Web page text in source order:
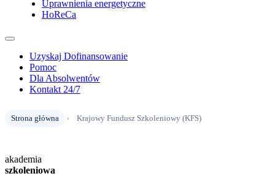
Uprawnienia energetyczne
HoReCa
Uzyskaj Dofinansowanie
Pomoc
Dla Absolwentów
Kontakt 24/7
Strona główna › Krajowy Fundusz Szkoleniowy (KFS)
akademia
szkoleniowa